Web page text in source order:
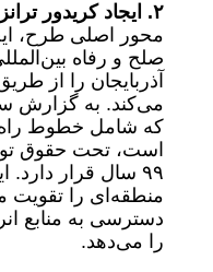
۲. ایجاد کریدور ترانزیتی TRIPP
محور اصلی طرح،
صلح و رفاه
آذربایجان را از
می‌کند. به گزارش
که شامل خطوط
است، تحت حقوق
۹۹ سال قرار دارد.
منطقه‌ای را تقویت
دسترسی به منابع
را می‌دهد.